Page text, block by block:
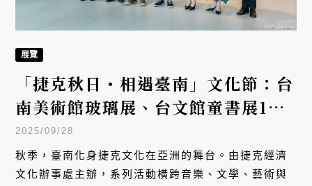
展覽
「捷克秋日・相遇臺南」文化節：台
南美術館玻璃展、台文館童書展10
月登場
2025/09/28
秋季，臺南化身捷克文化在亞洲的舞台。由捷克經濟
文化辦事處主辦，系列活動橫跨音樂、文學、藝術與